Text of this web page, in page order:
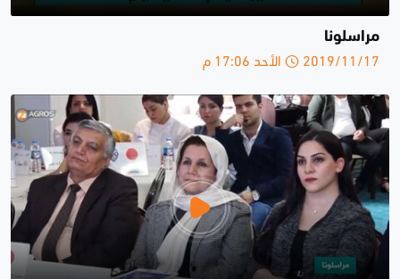
مراسلونا
2019/11/17 الأحد 17:06 م